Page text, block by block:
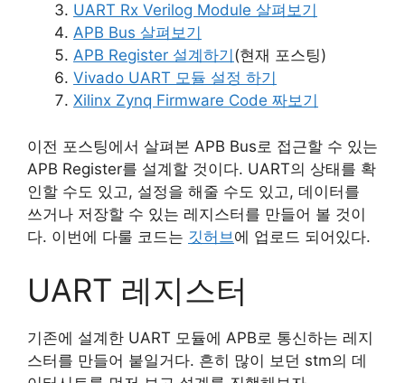
UART Rx Verilog Module 살펴보기
APB Bus 살펴보기
APB Register 설계하기 (현재 포스팅)
Vivado UART 모듈 설정 하기
Xilinx Zynq Firmware Code 짜보기
이전 포스팅에서 살펴본 APB Bus로 접근할 수 있는
APB Register를 설계할 것이다. UART의 상태를 확
인할 수도 있고, 설정을 해줄 수도 있고, 데이터를
쓰거나 저장할 수 있는 레지스터를 만들어 볼 것이
다. 이번에 다룰 코드는 깃허브 에 업로드 되어있다.
UART 레지스터
기존에 설계한 UART 모듈에 APB로 통신하는 레지
스터를 만들어 붙일거다. 흔히 많이 보던 stm의 데